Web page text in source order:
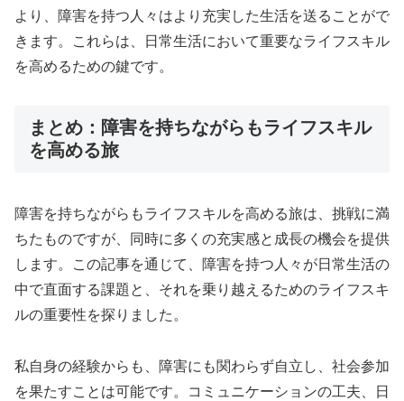
より、障害を持つ人々はより充実した生活を送ることがで
きます。これらは、日常生活において重要なライフスキル
を高めるための鍵です。
まとめ：障害を持ちながらもライフスキル
を高める旅
障害を持ちながらもライフスキルを高める旅は、挑戦に満
ちたものですが、同時に多くの充実感と成長の機会を提供
します。この記事を通じて、障害を持つ人々が日常生活の
中で直面する課題と、それを乗り越えるためのライフスキ
ルの重要性を探りました。
私自身の経験からも、障害にも関わらず自立し、社会参加
を果たすことは可能です。コミュニケーションの工夫、日